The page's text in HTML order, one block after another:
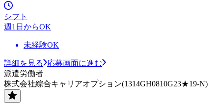
シフト
週1日からOK
未経験OK
詳細を見る
応募画面に進む
派遣労働者
株式会社綜合キャリアオプション(1314GH0810G23★19-N)